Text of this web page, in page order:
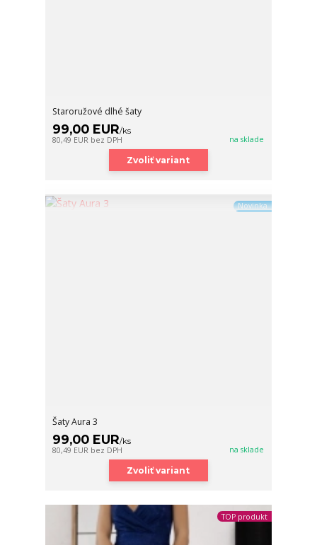
Staroružové dlhé šaty
99,00 EUR/ks
80,49 EUR bez DPH na sklade
Zvoliť variant
Novinka
Šaty Aura 3
99,00 EUR/ks
80,49 EUR bez DPH na sklade
Zvoliť variant
TOP produkt